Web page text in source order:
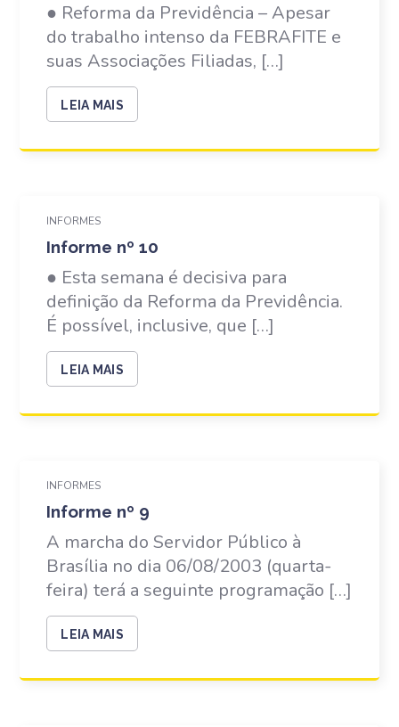
● Reforma da Previdência – Apesar
do trabalho intenso da FEBRAFITE e
suas Associações Filiadas, […]
LEIA MAIS
INFORMES
Informe nº 10
● Esta semana é decisiva para
definição da Reforma da Previdência.
É possível, inclusive, que […]
LEIA MAIS
INFORMES
Informe nº 9
A marcha do Servidor Público à
Brasília no dia 06/08/2003 (quarta-
feira) terá a seguinte programação […]
LEIA MAIS